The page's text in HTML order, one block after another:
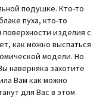
подушке. Кто-то
пуха, кто-то
поверхности изделия с
как можно выспаться
модели. Но
наверняка захотите
Вам как можно
для Вас в этом